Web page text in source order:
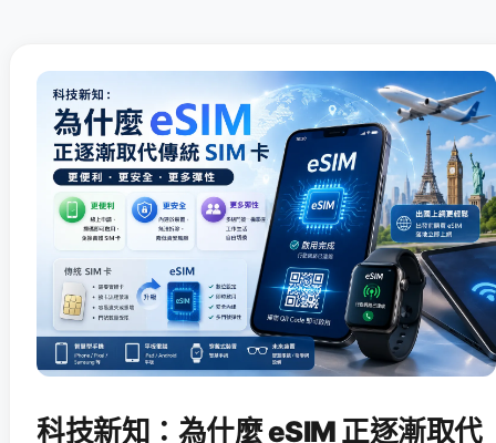
科技新知：為什麼 eSIM 正逐漸取代